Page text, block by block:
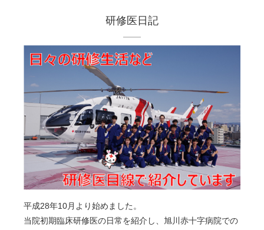
研修医日記
平成28年10月より始めました。
当院初期臨床研修医の日常を紹介し、旭川赤十字病院での